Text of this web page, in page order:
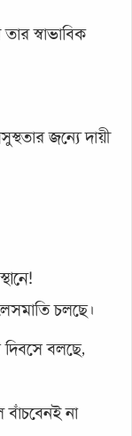
স্বাভাবিক
জন্যে দায়ী
চলছে।
দিবসে বলছে,
না